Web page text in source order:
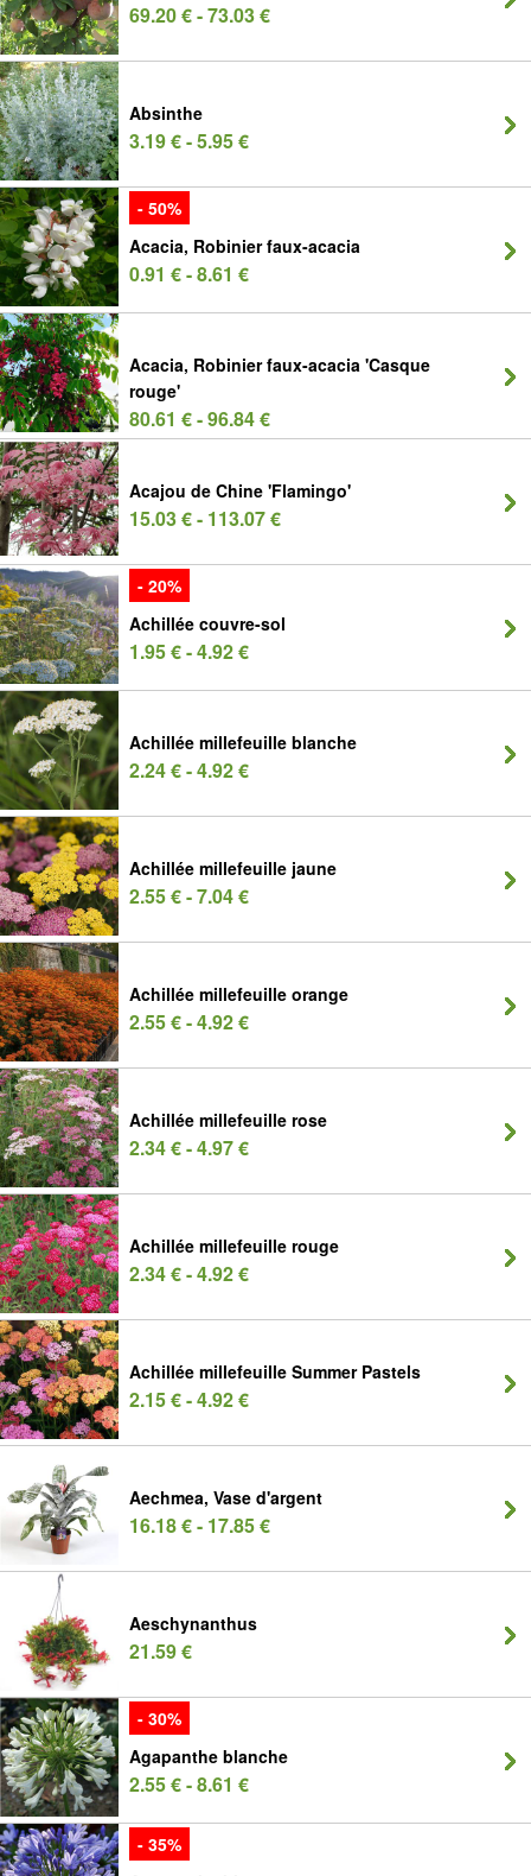
69.20 € - 73.03 €
Absinthe
3.19 € - 5.95 €
- 50%
Acacia, Robinier faux-acacia
0.91 € - 8.61 €
Acacia, Robinier faux-acacia 'Casque
rouge'
80.61 € - 96.84 €
Acajou de Chine 'Flamingo'
15.03 € - 113.07 €
- 20%
Achillée couvre-sol
1.95 € - 4.92 €
Achillée millefeuille blanche
2.24 € - 4.92 €
Achillée millefeuille jaune
2.55 € - 7.04 €
Achillée millefeuille orange
2.55 € - 4.92 €
Achillée millefeuille rose
2.34 € - 4.97 €
Achillée millefeuille rouge
2.34 € - 4.92 €
Achillée millefeuille Summer Pastels
2.15 € - 4.92 €
Aechmea, Vase d'argent
16.18 € - 17.85 €
Aeschynanthus
21.59 €
- 30%
Agapanthe blanche
2.55 € - 8.61 €
- 35%